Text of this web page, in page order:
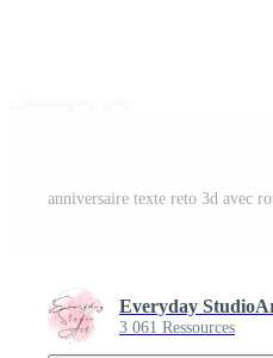
anniversaire texte reto 3d avec
Everyday
3 061 Ressources